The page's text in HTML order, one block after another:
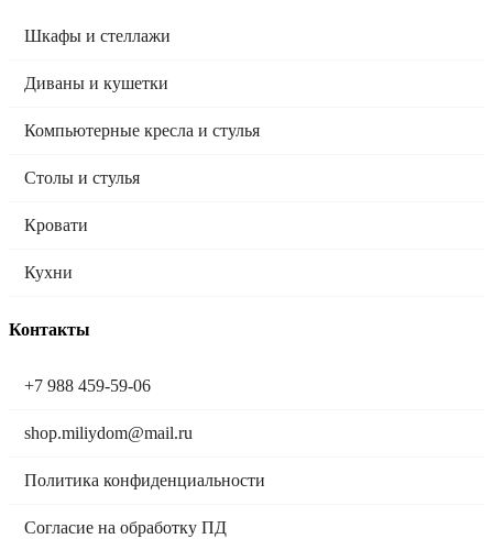
Шкафы и стеллажи
Диваны и кушетки
Компьютерные кресла и стулья
Столы и стулья
Кровати
Кухни
Контакты
+7 988 459-59-06
shop.miliydom@mail.ru
Политика конфиденциальности
Согласие на обработку ПД